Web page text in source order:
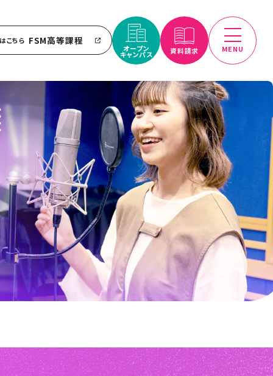
こちら FSM高等課程
オープン
キャンパス 資料請求 MENU